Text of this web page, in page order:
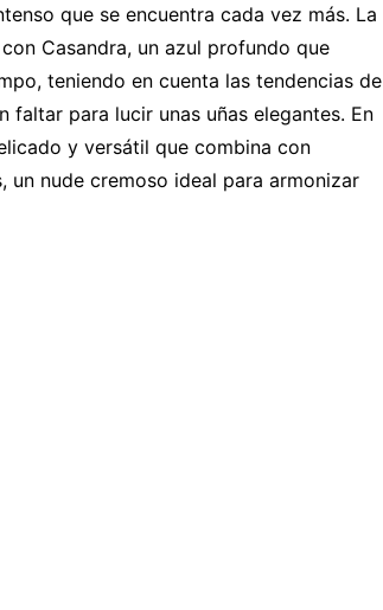
que se encuentra cada vez más. La
Casandra, un azul profundo que
teniendo en cuenta las tendencias de
para lucir unas uñas elegantes. En
y versátil que combina con
nude cremoso ideal para armonizar